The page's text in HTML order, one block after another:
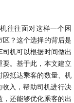
往往面对这样一个困
？这个选择的背后是
机可以根据时间做出
。基于此，本文建立
抵达乘客的数量、机
收入，帮助司机进行决
还能够优化乘客的出